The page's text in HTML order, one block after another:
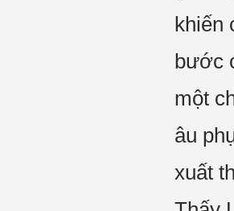
khiến
bước
một
âu
xuất